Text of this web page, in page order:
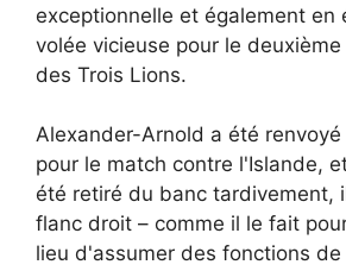
exceptionnelle et également en
volée vicieuse pour le
des Trois Lions.
Alexander-Arnold a été
pour le match contre l'Islande,
été retiré du banc tardivement,
flanc droit – comme il le fait
lieu d'assumer des fonctions de